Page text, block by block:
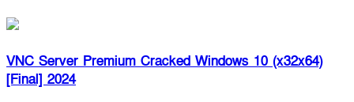
VNC Server Premium Cracked Windows 10 (x32x64)
[Final] 2024